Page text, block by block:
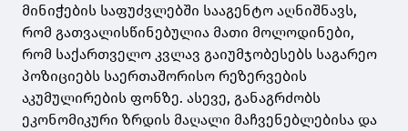
მინიჭების საფუძვლებში სააგენტო აღნიშნავს,
რომ გათვალისწინებულია მათი მოლოდინები,
რომ საქართველო კვლავ გაიუმჯობესებს საგარეო
პოზიციებს საერთაშორისო რეზერვების
აკუმულირების ფონზე. ასევე, განაგრძობს
ეკონომიკური ზრდის მაღალი მაჩვენებლებისა და